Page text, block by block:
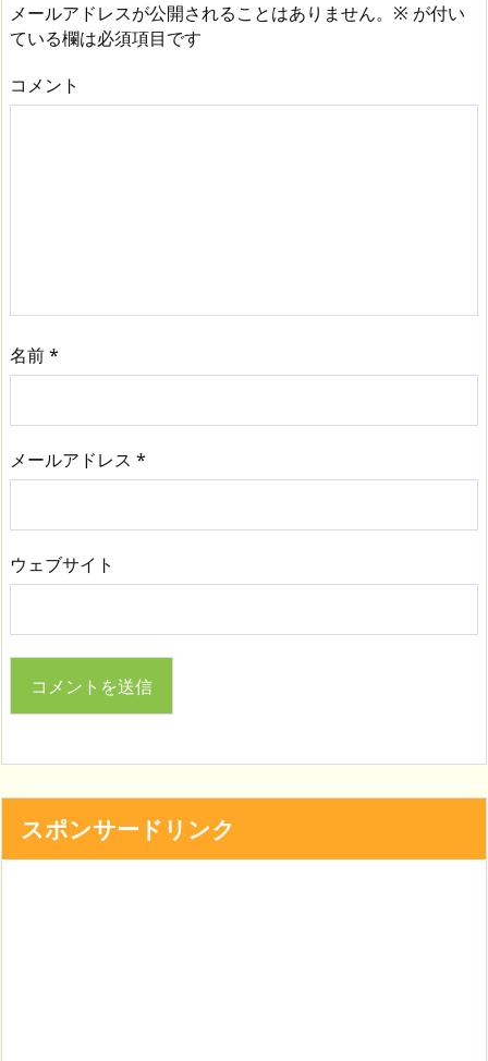
メールアドレスが公開されることはありません。 ※ が付い
ている欄は必須項目です
コメント
名前*
メールアドレス *
ウェブサイト
スポンサードリンク